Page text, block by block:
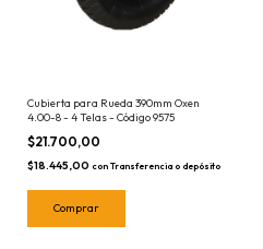
Cubierta para Rueda 390mm Oxen
4.00-8 - 4 Telas - Código 9575
$21.700,00
$18.445,00 con Transferencia o depósito